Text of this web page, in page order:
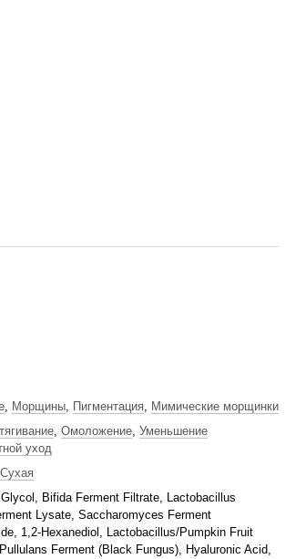
, Морщины, Пигментация, Мимические морщинки
, Омоложение, Уменьшение
уход
Сухая
Bifida Ferment Filtrate, Lactobacillus
Lysate, Saccharomyces Ferment
1,2-Hexanediol, Lactobacillus/​Pumpkin Fruit
Ferment (Black Fungus), Hyaluronic Acid,